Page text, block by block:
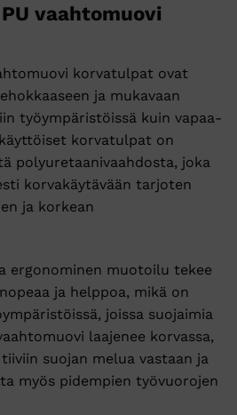
PU vaahtomuovi
korvatulpat ovat
ja mukavaan
työympäristöissä kuin vapaa-
korvatulpat on
polyuretaanivaahdosta, joka
korvakäytävään tarjoten
ja korkean
ergonominen muotoilu tekee
nopeaa ja helppoa, mikä on
joissa suojaimia
laajenee korvassa,
tiiviin suojan melua vastaan ja
myös pidempien työvuorojen